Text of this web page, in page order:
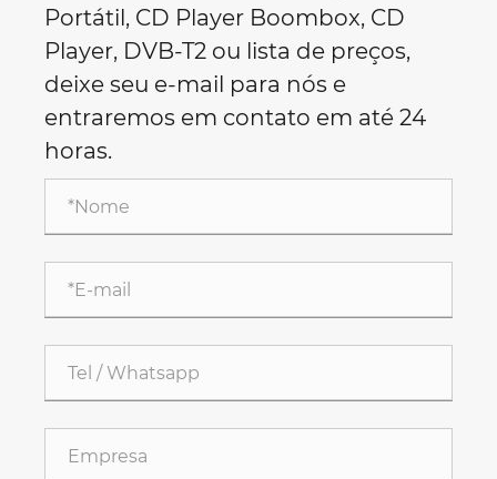
Portátil, CD Player Boombox, CD
Player, DVB-T2 ou lista de preços,
deixe seu e-mail para nós e
entraremos em contato em até 24
horas.